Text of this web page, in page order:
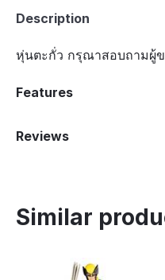
Description
หุ่นตะกั่ว กรุณาสอบถามผู้
Features
Reviews
Similar